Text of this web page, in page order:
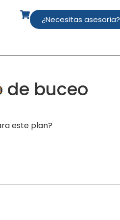
¿Necesitas asesoría?
de buceo
este plan?